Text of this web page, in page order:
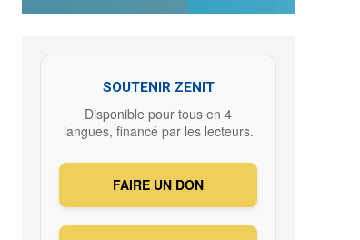
SOUTENIR ZENIT
Disponible pour tous en 4
langues, financé par les lecteurs.
FAIRE UN DON